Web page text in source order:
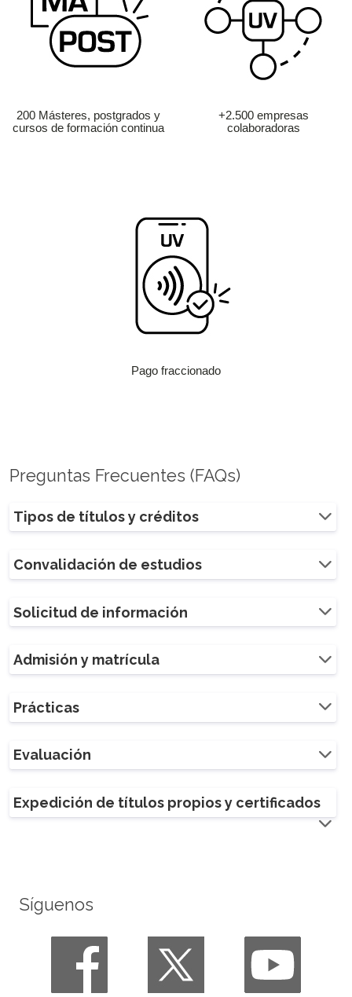
200 Másteres, postgrados y
cursos de formación continua
+2.500 empresas
colaboradoras
Pago fraccionado
Preguntas Frecuentes (FAQs)
Tipos de títulos y créditos
Convalidación de estudios
Solicitud de información
Admisión y matrícula
Prácticas
Evaluación
Expedición de títulos propios y certificados
Síguenos